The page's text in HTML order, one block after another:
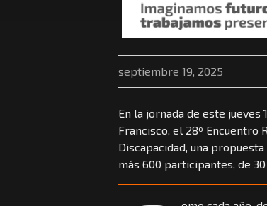
septiembre 19, 2025
En la jornada de este jueves
Francisco, el 28º Encuentro
Discapacidad, una
más 600 participantes, de